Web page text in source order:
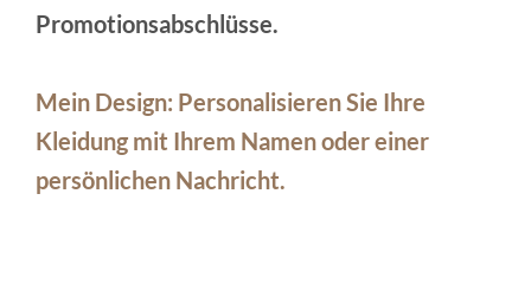
Promotionsabschlüsse.
Mein Design: Personalisieren Sie Ihre
Kleidung mit Ihrem Namen oder einer
persönlichen Nachricht.